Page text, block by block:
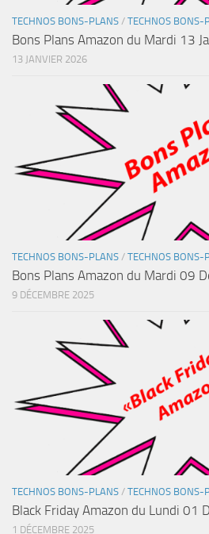
TECHNOS BONS-PLANS / TECHNOS BONS-
Bons Plans Amazon du Mardi 13
13 JANVIER 2026
TECHNOS BONS-PLANS / TECHNOS BONS-
Bons Plans Amazon du Mardi 09
9 DÉCEMBRE 2025
TECHNOS BONS-PLANS / TECHNOS BONS-
Black Friday Amazon du Lundi 01
1 DÉCEMBRE 2025